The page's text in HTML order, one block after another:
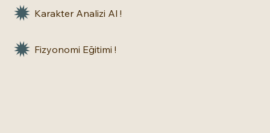
Karakter Analizi Al !
Fizyonomi Eğitimi !